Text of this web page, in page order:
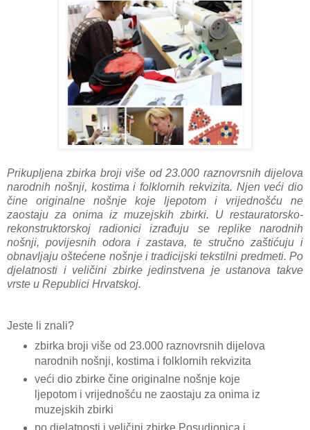
Prikupljena zbirka broji više od 23.000 raznovrsnih dijelova
narodnih nošnji, kostima i folklornih rekvizita. Njen veći dio
čine originalne nošnje koje ljepotom i vrijednošću ne
zaostaju za onima iz muzejskih zbirki. U restauratorsko-
rekonstruktorskoj radionici izrađuju se replike narodnih
nošnji, povijesnih odora i zastava, te stručno zaštićuju i
obnavljaju oštećene nošnje i tradicijski tekstilni predmeti. Po
djelatnosti i veličini zbirke jedinstvena je ustanova takve
vrste u Republici Hrvatskoj.
Jeste li znali?
zbirka broji više od 23.000 raznovrsnih dijelova
narodnih nošnji, kostima i folklornih rekvizita
veći dio zbirke čine originalne nošnje koje
ljepotom i vrijednošću ne zaostaju za onima iz
muzejskih zbirki
po djelatnosti i veličini zbirke Posudionica i